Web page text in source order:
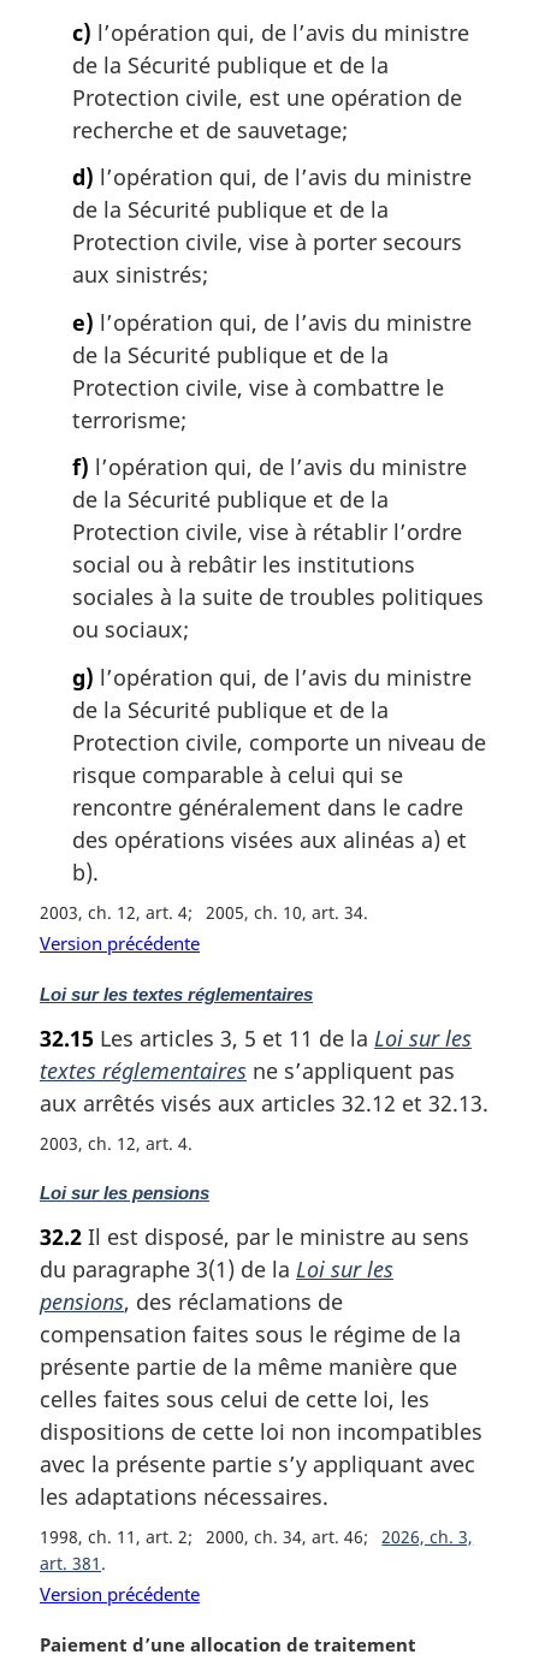
c) l’opération qui, de l’avis du ministre
de la Sécurité publique et de la
Protection civile, est une opération de
recherche et de sauvetage;
d) l’opération qui, de l’avis du ministre
de la Sécurité publique et de la
Protection civile, vise à porter secours
aux sinistrés;
e) l’opération qui, de l’avis du ministre
de la Sécurité publique et de la
Protection civile, vise à combattre le
terrorisme;
f) l’opération qui, de l’avis du ministre
de la Sécurité publique et de la
Protection civile, vise à rétablir l’ordre
social ou à rebâtir les institutions
sociales à la suite de troubles politiques
ou sociaux;
g) l’opération qui, de l’avis du ministre
de la Sécurité publique et de la
Protection civile, comporte un niveau de
risque comparable à celui qui se
rencontre généralement dans le cadre
des opérations visées aux alinéas a) et
b).
2003, ch. 12, art. 4 2005, ch. 10, art. 34
Version précédente
N
t
e
m
r
i
n
a
l
e
:
Loi sur les textes réglementaires
32.15 Les articles 3, 5 et 11 de la Loi sur les
textes réglementaires ne s’appliquent pas
aux arrêtés visés aux articles 32.12 et 32.13.
2003, ch. 12, art. 4
N
t
e
m
r
g
i
n
a
l
e
:
Loi sur les pensions
32.2 Il est disposé, par le ministre au sens
du paragraphe 3(1) de la Loi sur les
pensions, des réclamations de
compensation faites sous le régime de la
présente partie de la même manière que
celles faites sous celui de cette loi, les
dispositions de cette loi non incompatibles
avec la présente partie s’y appliquant avec
les adaptations nécessaires.
1998, ch. 11, art. 2 2000, ch. 34, art. 46
2026, ch. 3,
art. 381
Version précédente
N
Paiement d’une allocation de traitement